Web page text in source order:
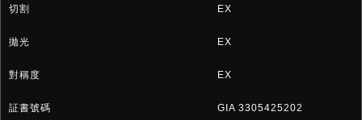
EX
EX
EX
GIA 3305425202